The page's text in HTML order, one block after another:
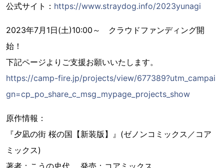
公式サイト： https://www.straydog.info/2023yunagi
2023年7月1日(土)10:00～ クラウドファンディング開
始！
下記ページよりご支援お願いいたします。
https://camp-fire.jp/projects/view/677389?utm_campai
gn=cp_po_share_c_msg_mypage_projects_show
原作情報：
『夕凪の街 桜の国【新装版】』(ゼノンコミックス／コア
ミックス)
著者：こうの史代 発売：コアミックス